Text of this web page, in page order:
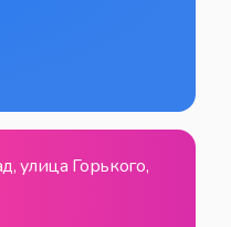
улица Горького,